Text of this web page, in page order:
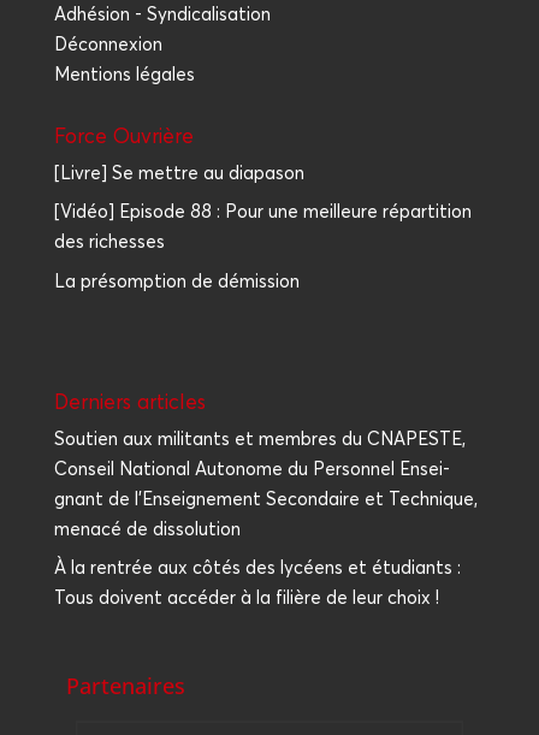
Adhésion - Syndicalisation
Déconnexion
Mentions légales
Force Ouvrière
[Livre] Se mettre au diapason
[Vidéo] Episode 88 : Pour une meilleure répartition
des richesses
La présomption de démission
Der­niers articles
Sou­tien aux mili­tants et membres du CNAPESTE,
Conseil Natio­nal Auto­nome du Per­son­nel Ensei­
gnant de l’Enseignement Secon­daire et Tech­nique,
mena­cé de dissolution
À la ren­trée aux côtés des lycéens et étu­diants :
Tous doivent accé­der à la filière de leur choix !
Partenaires